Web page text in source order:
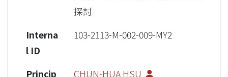
探討
Interna
l ID
103-2113-M-002-009-MY2
Princip
CHUN-HUA HSU